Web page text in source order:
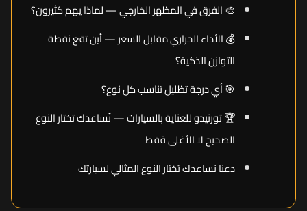
🎨 الفرق في المظهر الخارجي — لماذا يهم كثيرون؟
💰 الأداء الحراري مقابل السعر — أين تقع نقطة
التوازن الذكية؟
🎯 أي درجة تظليل تناسب كل نوع؟
🏆 تورنيدو للعناية بالسيارات — نُساعدك تختار النوع
الصحيح لا الأغلى فقط
دعنا نساعدك تختار النوع المثالي لسيارتك